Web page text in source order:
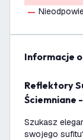
informacje
Reflektory Sufitowe LED Białe Trio -
Ściemniane
Szukasz
swojego